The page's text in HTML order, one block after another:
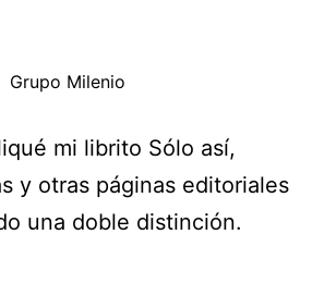
Grupo Milenio
mi librito Sólo así,
y otras páginas editoriales
una doble distinción.